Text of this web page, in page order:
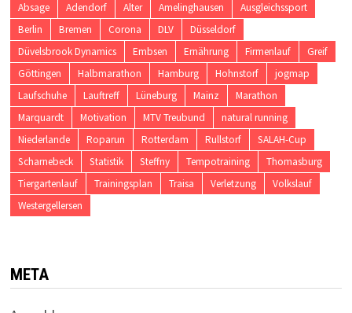
Absage Adendorf Alter Amelinghausen
Ausgleichssport
Berlin
Bremen Corona DLV
Düsseldorf
Düvelsbrook Dynamics
Embsen Ernährung Firmenlauf
Greif
Göttingen
Halbmarathon Hamburg Hohnstorf
jogmap
Laufschuhe
Lauftreff Lüneburg Mainz
Marathon
Marquardt
Motivation MTV Treubund
natural running
Niederlande
Roparun Rotterdam Rullstorf
SALAH-Cup
Scharnebeck
Statistik Steffny Tempotraining
Thomasburg
Tiergartenlauf
Trainingsplan Traisa Verletzung
Volkslauf
Westergellersen
META